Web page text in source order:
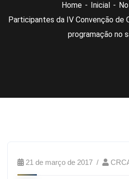
Home Inicial
Participantes da IV Convenção de
programação no
21 de março de 2017